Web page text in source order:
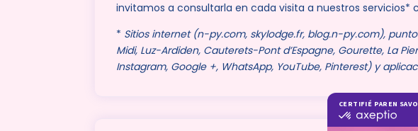
invitamos a consultarla en cada visita a nuestros
* Sitios internet (n-py.com, skylodge.fr, blog.n-py.com),
Midi, Luz-Ardiden, Cauterets-Pont d’Espagne, Gourette, La
Instagram, Google +, WhatsApp, YouTube, Pinterest) y